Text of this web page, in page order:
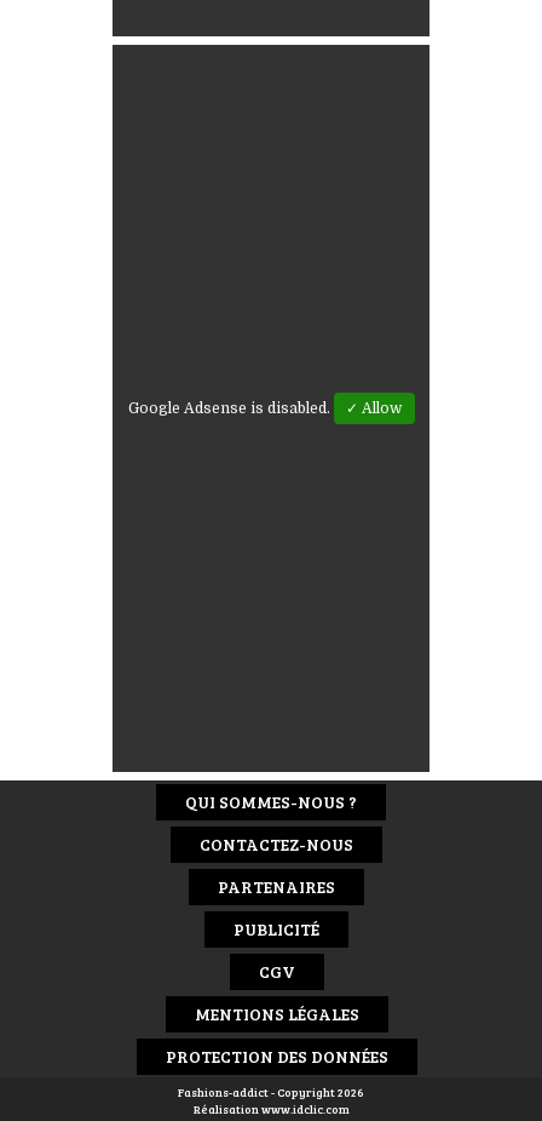
Google Adsense is disabled. ✓ Allow
QUI SOMMES-NOUS ?
CONTACTEZ-NOUS
PARTENAIRES
PUBLICITÉ
CGV
MENTIONS LÉGALES
PROTECTION DES DONNÉES
Fashions-addict - Copyright 2026
Réalisationwww.idclic.com